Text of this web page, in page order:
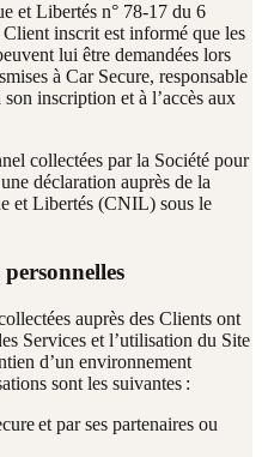
et Libertés n° 78-17 du 6
inscrit est informé que les
lui être demandées lors
à Car Secure, responsable
inscription et à l’accès aux
collectées par la Société pour
déclaration auprès de la
et Libertés (CNIL) sous le
auprès des Clients ont
Services et l’utilisation du Site
d’un environnement
sont les suivantes :
et par ses partenaires ou